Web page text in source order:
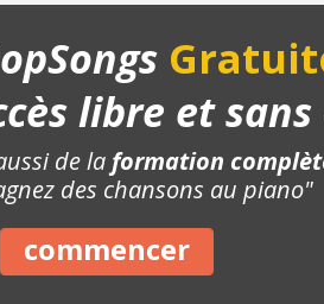
libre et
de la formation
des chansons au piano"
commencer